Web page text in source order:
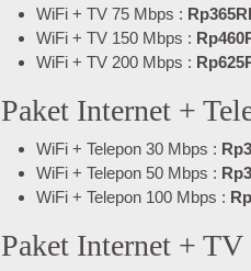
WiFi + TV 75 Mbps :
WiFi + TV 150 Mbps :
WiFi + TV 200 Mbps :
Paket Internet +
WiFi + Telepon 30 Mbps :
WiFi + Telepon 50 Mbps :
WiFi + Telepon 100 Mbps :
Paket Internet +